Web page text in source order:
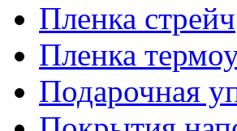
Пленка стрейч
Пленка
Подарочная